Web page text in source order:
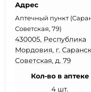
Адрес
Аптечный пункт
Советская, 79)
430005, Республика
Мордовия, г.
Советская, д. 79
Кол-во в аптеке
4 шт.